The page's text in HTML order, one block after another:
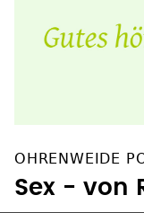
OHRENWEIDE
Sex - von